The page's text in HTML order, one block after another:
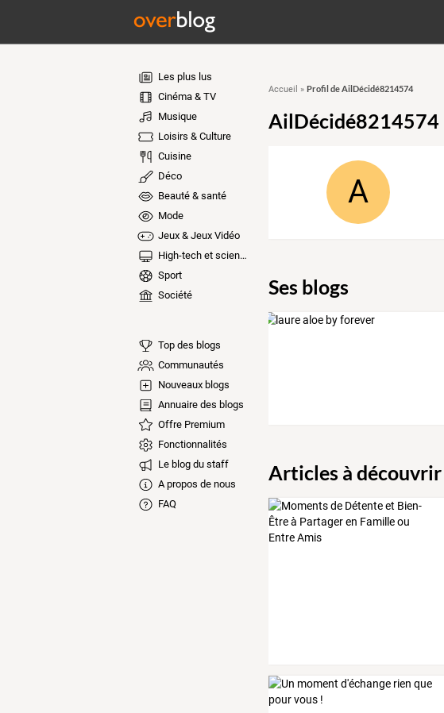
Les plus lus
Cinéma & TV
Musique
Loisirs & Culture
Cuisine
Déco
Beauté & santé
Mode
Jeux & Jeux Vidéo
High-tech et sciences
Sport
Société
Top des blogs
Communautés
Nouveaux blogs
Annuaire des blogs
Offre Premium
Fonctionnalités
Le blog du staff
A propos de nous
FAQ
Accueil » Profil de AilDécidé8214574
AilDécidé8214574
A
Ses blogs
Articles à découvrir